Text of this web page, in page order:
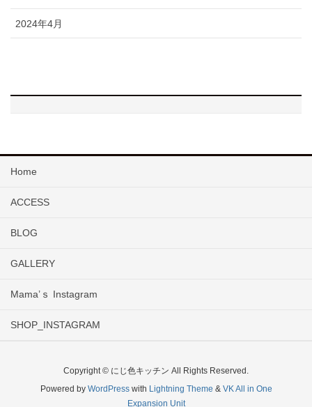
2024年4月
Home
ACCESS
BLOG
GALLERY
Mama’ｓ Instagram
SHOP_INSTAGRAM
Copyright © にじ色キッチン All Rights Reserved.
Powered by WordPresswith Lightning Theme & VK All in One
Expansion Unit